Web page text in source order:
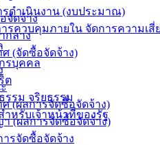
จัดจ้าง
กลาง
ศ (จัดซื้อจัดจ้าง)
ศ (ผลการจัดซื้อจัดจ้าง)
(ผลการจัดซื้อจัดจ้าง)
รจัดซื้อจัดจ้าง
รดำเนินงาน (งบประมาณ)
รควบคุมภายใน จัดการความเสี่
รบุคคล
ต
รรม จริยธรรม
หรับเจ้าหน้าที่ของรัฐ